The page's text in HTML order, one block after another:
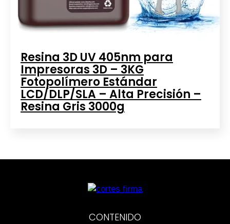
Resina 3D UV 405nm para
Impresoras 3D – 3KG
Fotopolímero Estándar
LCD/DLP/SLA – Alta Precisión –
Resina Gris 3000g
CONTENIDO